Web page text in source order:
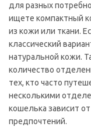
для разных
ищете компактный
из кожи или ткани.
классический
натуральной кожи.
количество
тех, кто часто
несколькими
кошелька зависит
предпочтений.